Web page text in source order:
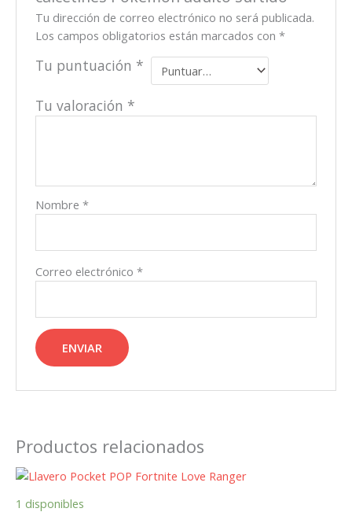
Tu dirección de correo electrónico no será publicada.
Los campos obligatorios están marcados con*
Tu puntuación *
Tu valoración *
Nombre*
Correo electrónico*
Productos relacionados
1 disponibles